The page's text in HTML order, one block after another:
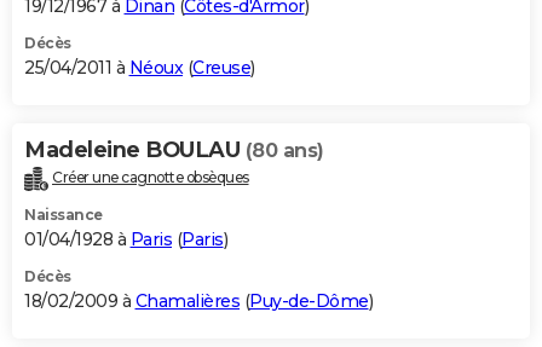
19/12/1967 à Dinan (Côtes-d'Armor)
Décès
25/04/2011 à Néoux(Creuse)
Madeleine BOULAU (80 ans)
Créer une cagnotte obsèques
Naissance
01/04/1928 à Paris (Paris)
Décès
18/02/2009 à Chamalières (Puy-de-Dôme)